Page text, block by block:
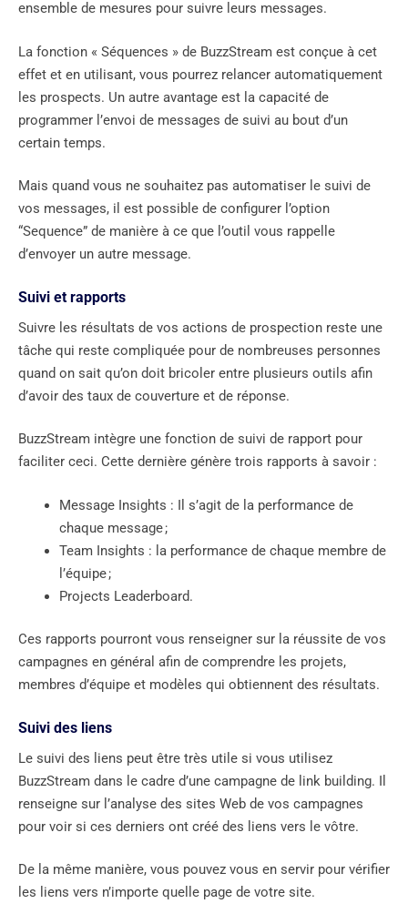
ensemble de mesures pour suivre leurs messages.
La fonction « Séquences » de BuzzStream est conçue à cet
effet et en utilisant, vous pourrez relancer automatiquement
les prospects. Un autre avantage est la capacité de
programmer l’envoi de messages de suivi au bout d’un
certain temps.
Mais quand vous ne souhaitez pas automatiser le suivi de
vos messages, il est possible de configurer l’option
“Sequence” de manière à ce que l’outil vous rappelle
d’envoyer un autre message.
Suivi et rapports
Suivre les résultats de vos actions de prospection reste une
tâche qui reste compliquée pour de nombreuses personnes
quand on sait qu’on doit bricoler entre plusieurs outils afin
d’avoir des taux de couverture et de réponse.
BuzzStream intègre une fonction de suivi de rapport pour
faciliter ceci. Cette dernière génère trois rapports à savoir :
Message Insights : Il s’agit de la performance de
chaque message ;
Team Insights : la performance de chaque membre de
l’équipe ;
Projects Leaderboard.
Ces rapports pourront vous renseigner sur la réussite de vos
campagnes en général afin de comprendre les projets,
membres d’équipe et modèles qui obtiennent des résultats.
Suivi des liens
Le suivi des liens peut être très utile si vous utilisez
BuzzStream dans le cadre d’une campagne de link building. Il
renseigne sur l’analyse des sites Web de vos campagnes
pour voir si ces derniers ont créé des liens vers le vôtre.
De la même manière, vous pouvez vous en servir pour vérifier
les liens vers n’importe quelle page de votre site.